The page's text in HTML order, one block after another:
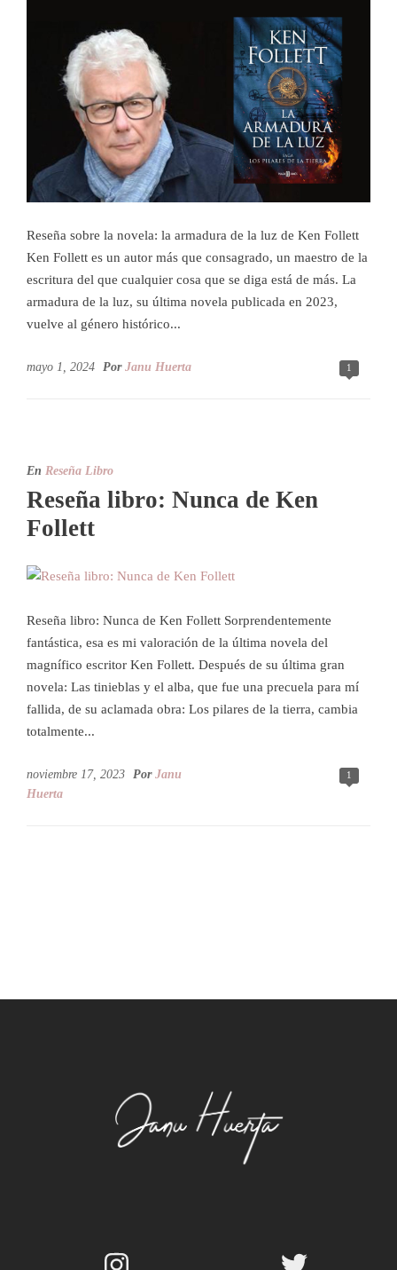
Reseña sobre la novela: la armadura de la luz de Ken Follett
Ken Follett es un autor más que consagrado, un maestro de la
escritura del que cualquier cosa que se diga está de más. La
armadura de la luz, su última novela publicada en 2023,
vuelve al género histórico...
1
mayo 1, 2024 Por Janu Huerta
En Reseña Libro
Reseña libro: Nunca de Ken
Follett
Reseña libro: Nunca de Ken Follett Sorprendentemente
fantástica, esa es mi valoración de la última novela del
magnífico escritor Ken Follett. Después de su última gran
novela: Las tinieblas y el alba, que fue una precuela para mí
fallida, de su aclamada obra: Los pilares de la tierra, cambia
totalmente...
1
noviembre 17, 2023 Por Janu
Huerta